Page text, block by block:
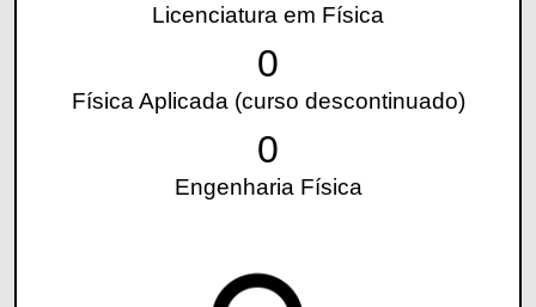
Licenciatura em Física
0
Física Aplicada (curso descontinuado)
0
Engenharia Física